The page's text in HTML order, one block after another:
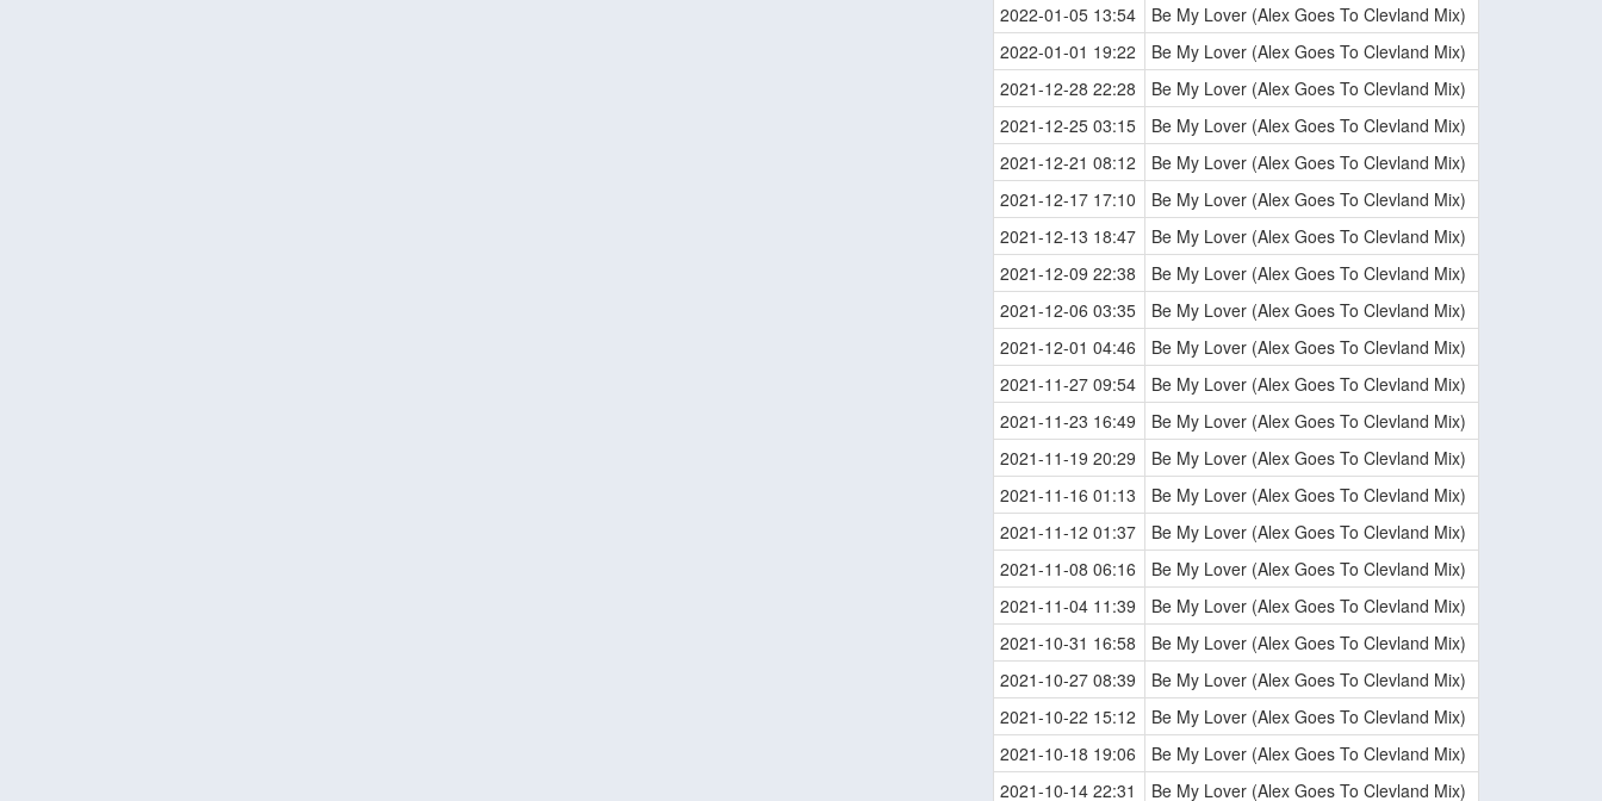
2022-01-05 13:54
Be My Lover (Alex Goes To Clevland Mix)
2022-01-01 19:22
Be My Lover (Alex Goes To Clevland Mix)
2021-12-28 22:28
Be My Lover (Alex Goes To Clevland Mix)
2021-12-25 03:15
Be My Lover (Alex Goes To Clevland Mix)
2021-12-21 08:12
Be My Lover (Alex Goes To Clevland Mix)
2021-12-17 17:10
Be My Lover (Alex Goes To Clevland Mix)
2021-12-13 18:47
Be My Lover (Alex Goes To Clevland Mix)
2021-12-09 22:38
Be My Lover (Alex Goes To Clevland Mix)
2021-12-06 03:35
Be My Lover (Alex Goes To Clevland Mix)
2021-12-01 04:46
Be My Lover (Alex Goes To Clevland Mix)
2021-11-27 09:54
Be My Lover (Alex Goes To Clevland Mix)
2021-11-23 16:49
Be My Lover (Alex Goes To Clevland Mix)
2021-11-19 20:29
Be My Lover (Alex Goes To Clevland Mix)
2021-11-16 01:13
Be My Lover (Alex Goes To Clevland Mix)
2021-11-12 01:37
Be My Lover (Alex Goes To Clevland Mix)
2021-11-08 06:16
Be My Lover (Alex Goes To Clevland Mix)
2021-11-04 11:39
Be My Lover (Alex Goes To Clevland Mix)
2021-10-31 16:58
Be My Lover (Alex Goes To Clevland Mix)
2021-10-27 08:39
Be My Lover (Alex Goes To Clevland Mix)
2021-10-22 15:12
Be My Lover (Alex Goes To Clevland Mix)
2021-10-18 19:06
Be My Lover (Alex Goes To Clevland Mix)
2021-10-14 22:31
Be My Lover (Alex Goes To Clevland Mix)